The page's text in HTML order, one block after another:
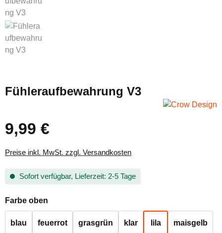
Fühleraufbewahrung V3
Regulärer Preis:
9,99 €
Preise inkl. MwSt. zzgl. Versandkosten
Sofort verfügbar, Lieferzeit: 2-5 Tage
Farbe oben
blau feuerrot grasgrün klar lila maisgelb